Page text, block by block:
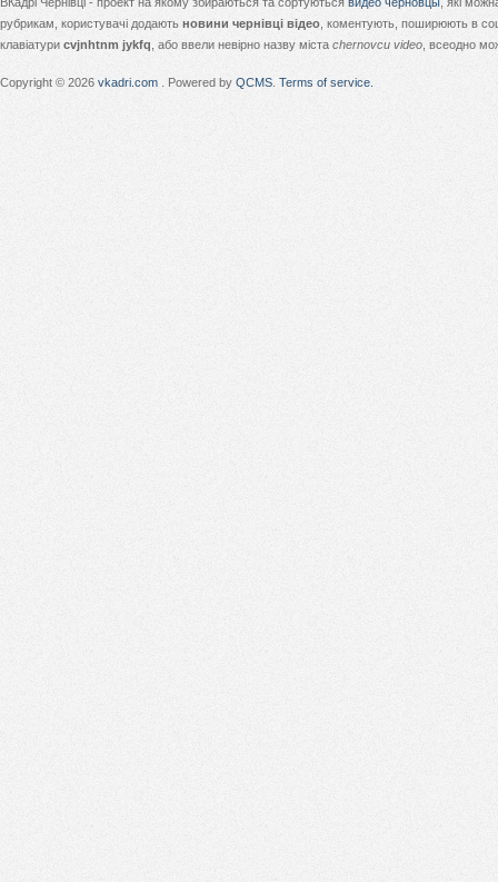
рубрикам, користувачі додають новини чернівці відео , коментують, поширюють в
клавіатури cvjnhtnm jykfq , або ввели невірно назву міста chernovcu video , всеодно
Copyright © 2026 vkadri.com . Powered by QCMS Terms of service.